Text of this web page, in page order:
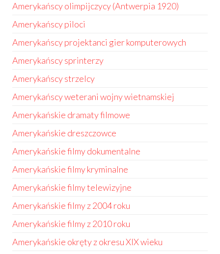
Amerykańscy olimpijczycy (Antwerpia 1920)
Amerykańscy piloci
Amerykańscy projektanci gier komputerowych
Amerykańscy sprinterzy
Amerykańscy strzelcy
Amerykańscy weterani wojny wietnamskiej
Amerykańskie dramaty filmowe
Amerykańskie dreszczowce
Amerykańskie filmy dokumentalne
Amerykańskie filmy kryminalne
Amerykańskie filmy telewizyjne
Amerykańskie filmy z 2004 roku
Amerykańskie filmy z 2010 roku
Amerykańskie okręty z okresu XIX wieku